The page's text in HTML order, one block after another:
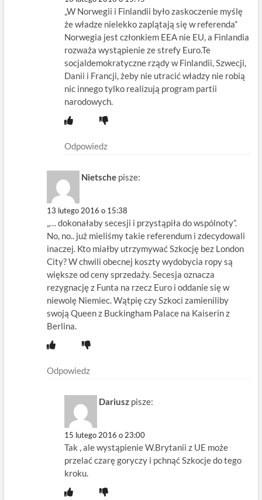
„W Norwegii i Finlandii było zaskoczenie myślę
że władze nielekko zaplątają się w referenda”
Norwegia jest członkiem EEA nie EU, a Finlandia
rozważa wystąpienie ze strefy Euro.Te
socjaldemokratyczne rządy w Finlandii, Szwecji,
Danii i Francji, żeby nie utracić władzy nie robią
nic innego tylko realizują program partii
narodowych.
Odpowiedz
Nietsche pisze:
13 lutego 2016 o 15:38
„… dokonałaby secesji i przystąpiła do wspólnoty”.
No, no.. już mieliśmy takie referendum i zdecydowali
inaczej. Kto miałby utrzymywać Szkocję bez London
City? W chwili obecnej koszty wydobycia ropy są
większe od ceny sprzedaży. Secesja oznacza
rezygnację z Funta na rzecz Euro i oddanie się w
niewolę Niemiec. Wątpię czy Szkoci zamieniliby
swoją Queen z Buckingham Palace na Kaiserin z
Berlina.
Odpowiedz
Dariusz pisze:
15 lutego 2016 o 23:00
Tak , ale wystąpienie W.Brytanii z UE może
przelać czarę goryczy i pchnąć Szkocje do tego
kroku.